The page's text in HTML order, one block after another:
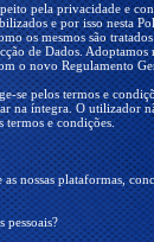
pela privacidade e
e por isso nesta
os mesmos são
de Dados. Adoptamos
o novo Regulamento
se pelos termos e
na íntegra. O utilizador
termos e condições.
nossas plataformas,
pessoais?